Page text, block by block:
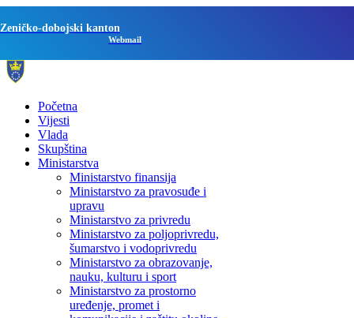
Zeničko-dobojski kanton
Webmail
Početna
Vijesti
Vlada
Skupština
Ministarstva
Ministarstvo finansija
Ministarstvo za pravosuđe i
upravu
Ministarstvo za privredu
Ministarstvo za poljoprivredu,
šumarstvo i vodoprivredu
Ministarstvo za obrazovanje,
nauku, kulturu i sport
Ministarstvo za prostorno
uređenje, promet i